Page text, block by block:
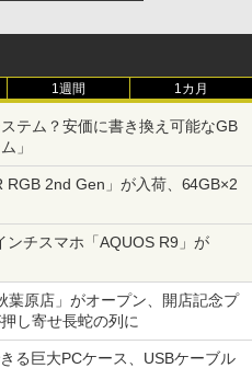
1週間 1カ月
テム？安価に書き換え可能なGB
」
2nd Gen」が入荷、64GB×2
ンチスマホ「AQUOS R9」が
葉原店」がオープン、開店記念プ
し寄せ長蛇の列に
る巨大PCケース、USBケーブル